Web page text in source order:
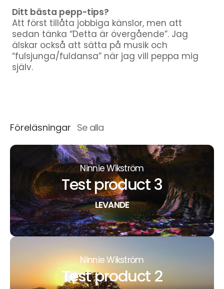
Ditt bästa pepp-tips?
Att först tillåta jobbiga känslor, men att
sedan tänka “Detta är övergående”. Jag
älskar också att sätta på musik och
“fulsjunga/fuldansa” när jag vill peppa mig
själv.
Föreläsningar Se alla
Ninnie Wikström
Test product 3
LEVANDE
Ninnie Wikström
Test product 2